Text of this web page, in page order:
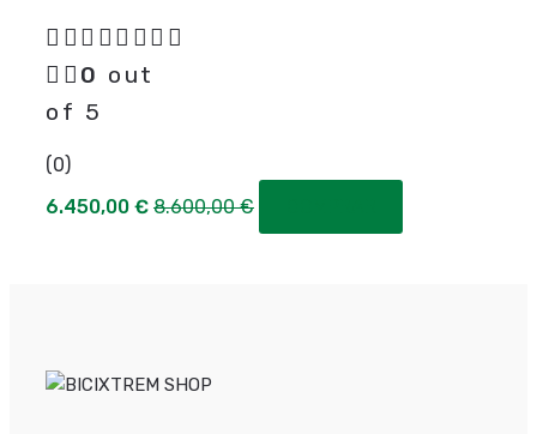
0 out
of 5
(0)
6.450,00 € 8.600,00€